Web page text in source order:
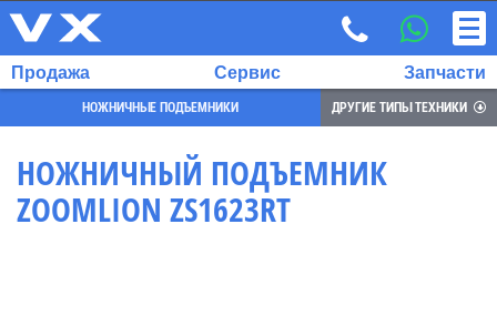
ВЫБРАННЫЙ
Продажа Сервис Запчасти
НОЖНИЧНЫЕ ПОДЪЕМНИКИ ДРУГИЕ ТИПЫ ТЕХНИКИ
НОЖНИЧНЫЙ ПОДЪЕМНИК
ZOOMLION ZS1623RT